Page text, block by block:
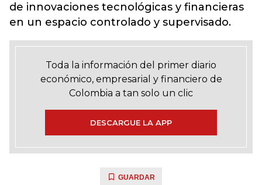
de innovaciones tecnológicas y financieras
en un espacio controlado y supervisado.
Toda la información del primer diario
económico, empresarial y financiero de
Colombia a tan solo un clic
DESCARGUE LA APP
GUARDAR